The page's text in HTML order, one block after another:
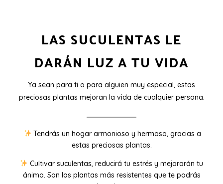
LAS SUCULENTAS LE
DARÁN LUZ A TU VIDA
Ya sean para ti o para alguien muy especial, estas
preciosas plantas mejoran la vida de cualquier persona.
Tendrás un hogar armonioso y hermoso, gracias a
estas preciosas plantas.
Cultivar suculentas, reducirá tu estrés y mejorarán tu
ánimo. Son las plantas más resistentes que te podrás